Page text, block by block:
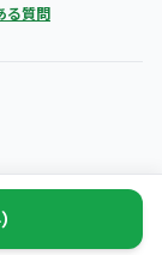
る質問